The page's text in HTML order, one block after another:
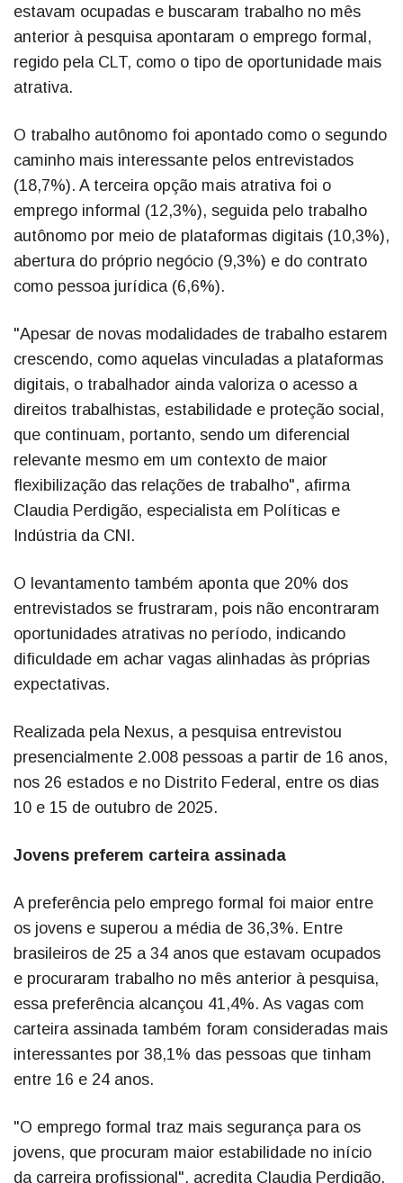
estavam ocupadas e buscaram trabalho no mês
anterior à pesquisa apontaram o emprego formal,
regido pela CLT, como o tipo de oportunidade mais
atrativa.
O trabalho autônomo foi apontado como o segundo
caminho mais interessante pelos entrevistados
(18,7%). A terceira opção mais atrativa foi o
emprego informal (12,3%), seguida pelo trabalho
autônomo por meio de plataformas digitais (10,3%),
abertura do próprio negócio (9,3%) e do contrato
como pessoa jurídica (6,6%).
"Apesar de novas modalidades de trabalho estarem
crescendo, como aquelas vinculadas a plataformas
digitais, o trabalhador ainda valoriza o acesso a
direitos trabalhistas, estabilidade e proteção social,
que continuam, portanto, sendo um diferencial
relevante mesmo em um contexto de maior
flexibilização das relações de trabalho", afirma
Claudia Perdigão, especialista em Políticas e
Indústria da CNI.
O levantamento também aponta que 20% dos
entrevistados se frustraram, pois não encontraram
oportunidades atrativas no período, indicando
dificuldade em achar vagas alinhadas às próprias
expectativas.
Realizada pela Nexus, a pesquisa entrevistou
presencialmente 2.008 pessoas a partir de 16 anos,
nos 26 estados e no Distrito Federal, entre os dias
10 e 15 de outubro de 2025.
Jovens preferem carteira assinada
A preferência pelo emprego formal foi maior entre
os jovens e superou a média de 36,3%. Entre
brasileiros de 25 a 34 anos que estavam ocupados
e procuraram trabalho no mês anterior à pesquisa,
essa preferência alcançou 41,4%. As vagas com
carteira assinada também foram consideradas mais
interessantes por 38,1% das pessoas que tinham
entre 16 e 24 anos.
"O emprego formal traz mais segurança para os
jovens, que procuram maior estabilidade no início
da carreira profissional", acredita Claudia Perdigão.